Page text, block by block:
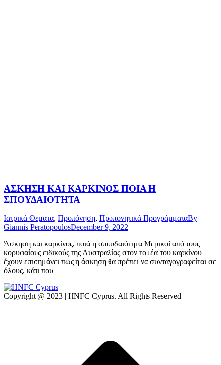
ΑΣΚΗΣΗ ΚΑΙ ΚΑΡΚΙΝΟΣ ΠΟΙΑ Η
ΣΠΟΥΔΑΙΟΤΗΤΑ
Ιατρικά Θέματα, Προπόνηση, Προπονητικά ΠρογράμματαBy
Giannis PeratopoulosDecember 9, 2022
Άσκηση και καρκίνος, ποιά η σπουδαιότητα Μερικοί από τους
κορυφαίους ειδικούς της Αυστραλίας στον τομέα του καρκίνου
έχουν επισημάνει πως η άσκηση θα πρέπει να συνταγογραφείται σε
όλους, κάτι που
Copyright @ 2023 | HNFC Cyprus. All Rights Reserved